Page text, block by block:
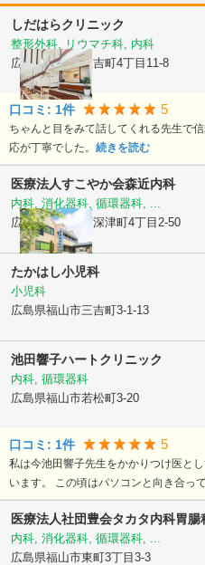
しだはらクリニック
整形外科, リウマチ科, 内科
広島県福山市三吉町4丁目11-8
口コミ: 1件 5
ちゃんと目をみて話してくれる先生で
応が丁寧でした。 続きを読む
医療法人すこやか会森近内科
内科, 消化器科, 循環器科, ...
広島県福山市
西深津町4丁目2-50
たかはし小児科
小児科
広島県福山市三吉町3-1-13
池田響子ハートクリニック
内科, 循環器科
広島県福山市若松町3-20
口コミ: 1件 5
私は今池田響子先生をかかりつけ医と
います。 この頃はパソコンと向き合っ
医療法人社団豊会タカタ内科胃腸
内科, 消化器科, 循環器科, ...
広島県福山市東町3丁目3-3